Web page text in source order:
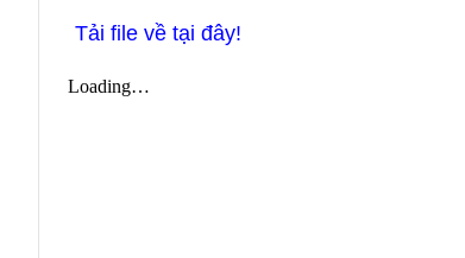
Tải file về tại đây!